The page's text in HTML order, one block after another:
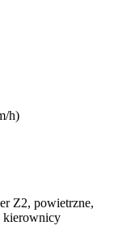
h)
Z2, powietrzne,
kierownicy